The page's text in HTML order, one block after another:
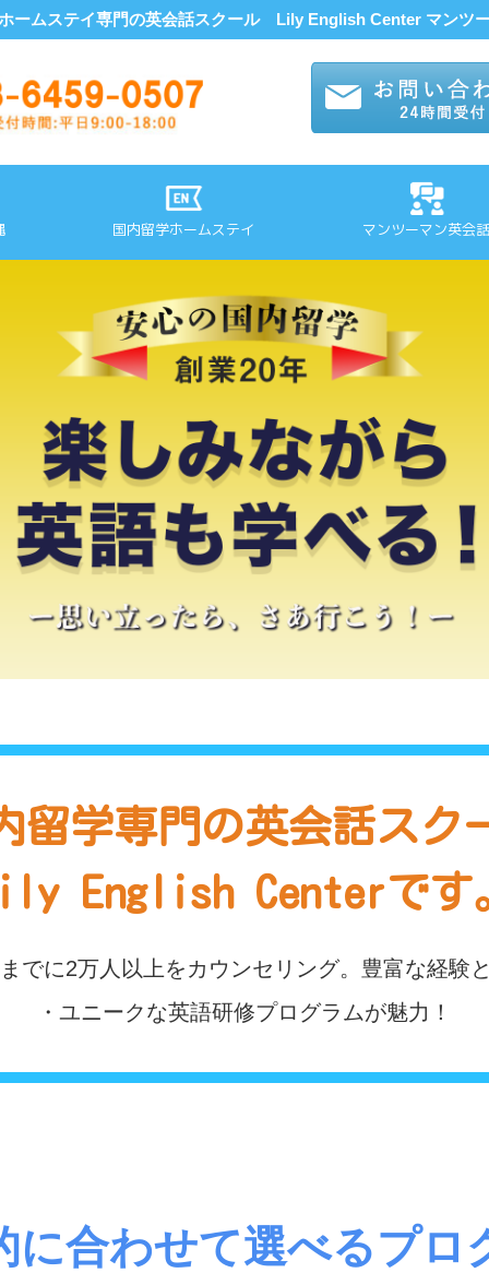
ームステイ専門の英会話スクール Lily English Center マンツ
国内留学ホームステイ マンツーマン英会話
留学専門の英会話スク
English Centerです
でに2万人以上をカウンセリング。豊富な経験
・ユニークな英語研修プログラムが魅力！
に合わせて選べるプロ